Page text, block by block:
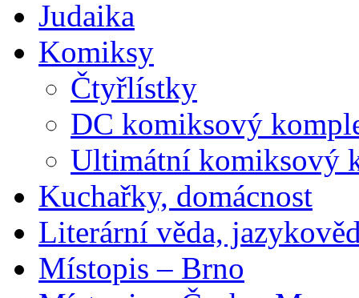
Judaika
Komiksy
Čtyřlístky
DC komiksový
Ultimátní komiksový
Kuchařky, domácnost
Literární věda,
Místopis – Brno